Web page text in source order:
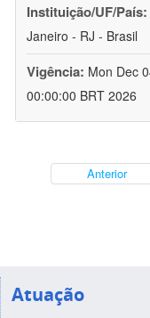
Instituição/UF/País:
Janeiro - RJ - Brasil
Vigência: Mon Dec
00:00:00 BRT 2026
Anterior
Atuação